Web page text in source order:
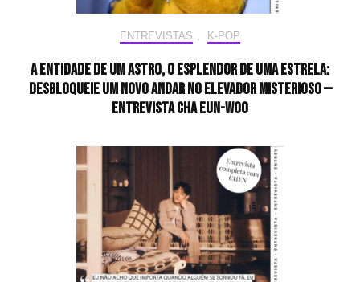
ENTREVISTAS K-POP
A entidade de um astro, o esplendor de uma estrela:
desbloqueie um novo andar no elevador misterioso —
Entrevista CHA EUN-WOO